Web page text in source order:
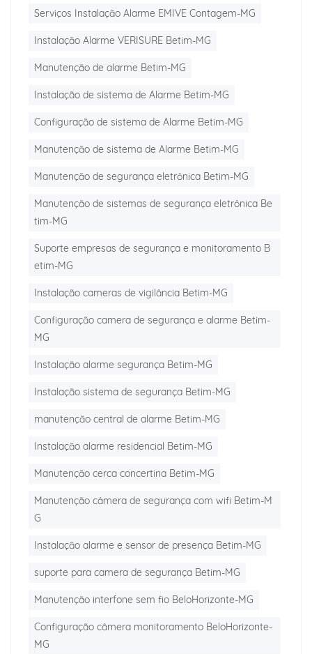
Serviços Instalação Alarme EMIVE Contagem-MG
Instalação Alarme VERISURE Betim-MG
Manutenção de alarme Betim-MG
Instalação de sistema de Alarme Betim-MG
Configuração de sistema de Alarme Betim-MG
Manutenção de sistema de Alarme Betim-MG
Manutenção de segurança eletrônica Betim-MG
Manutenção de sistemas de segurança eletrônica Be
tim-MG
Suporte empresas de segurança e monitoramento B
etim-MG
Instalação cameras de vigilância Betim-MG
Configuração camera de segurança e alarme Betim-
MG
Instalação alarme segurança Betim-MG
Instalação sistema de segurança Betim-MG
manutenção central de alarme Betim-MG
Instalação alarme residencial Betim-MG
Manutenção cerca concertina Betim-MG
Manutenção câmera de segurança com wifi Betim-M
G
Instalação alarme e sensor de presença Betim-MG
suporte para camera de segurança Betim-MG
Manutenção interfone sem fio BeloHorizonte-MG
Configuração câmera monitoramento BeloHorizonte-
MG